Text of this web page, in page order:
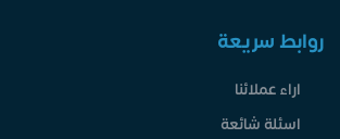
روابط سريعة
اراء عملائنا
اسئلة شائعة